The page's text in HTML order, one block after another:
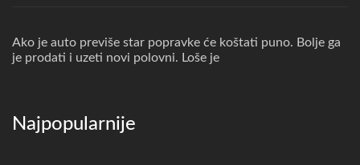
Ako je auto previše star popravke će koštati puno. Bolje ga
je prodati i uzeti novi polovni. Loše je
Najpopularnije